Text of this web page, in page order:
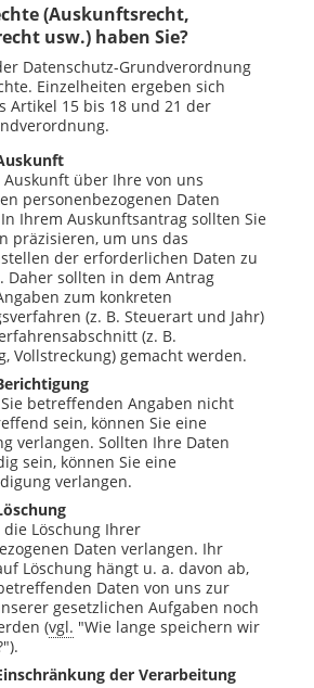
(Auskunftsrecht,
usw.) haben Sie?
Datenschutz-Grundverordnung
Einzelheiten ergeben sich
Artikel 15 bis 18 und 21 der
Auskunft über Ihre von uns
personenbezogenen Daten
Ihrem Auskunftsantrag sollten Sie
präzisieren, um uns das
der erforderlichen Daten zu
Daher sollten in dem Antrag
zum konkreten
(z. B. Steuerart und Jahr)
(z. B.
Vollstreckung) gemacht werden.
betreffenden Angaben nicht
sein, können Sie eine
verlangen. Sollten Ihre Daten
sein, können Sie eine
verlangen.
die Löschung Ihrer
Daten verlangen. Ihr
Löschung hängt u. a. davon ab,
Daten von uns zur
gesetzlichen Aufgaben noch
(vgl. "Wie lange speichern wir
der Verarbeitung